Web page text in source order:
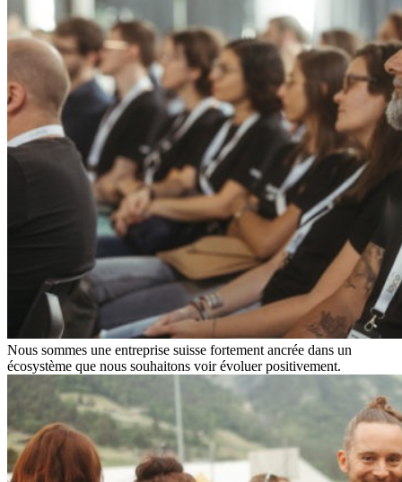
Nous sommes une entreprise suisse fortement ancrée dans un
écosystème que nous souhaitons voir évoluer positivement.